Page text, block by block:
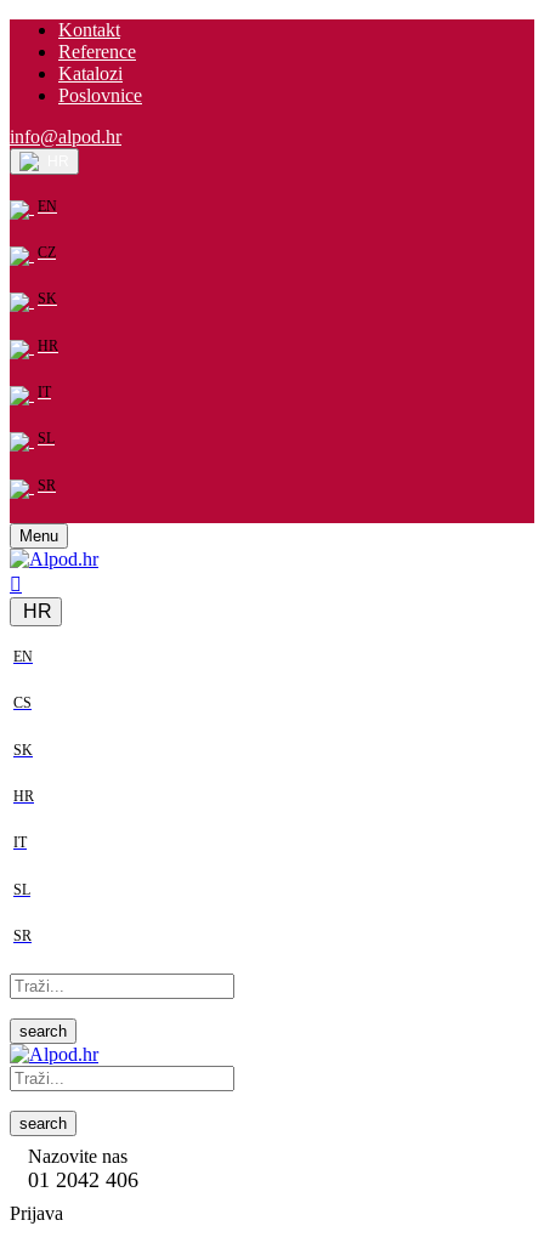
Kontakt
Reference
Katalozi
Poslovnice
info@alpod.hr
EN
CZ
SK
HR
IT
SL
SR
Menu
HR
EN
CS
SK
HR
IT
SL
SR
search
search
Nazovite nas
01 2042 406
Prijava